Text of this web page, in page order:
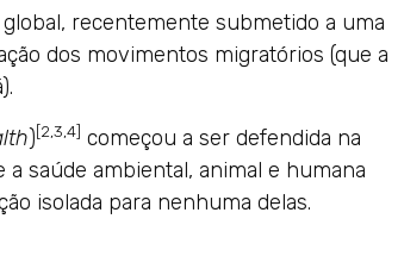
recentemente submetido a uma
dos movimentos migratórios (que a
)[2,3,4] começou a ser defendida na
a saúde ambiental, animal e humana
isolada para nenhuma delas.